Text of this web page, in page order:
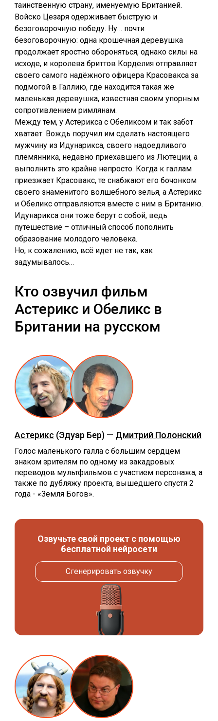
таинственную страну, именуемую Британией.
Войско Цезаря одерживает быструю и
безоговорочную победу. Ну… почти
безоговорочную: одна крошечная деревушка
продолжает яростно обороняться, однако силы на
исходе, и королева бриттов Корделия отправляет
своего самого надёжного офицера Красовакса за
подмогой в Галлию, где находится такая же
маленькая деревушка, известная своим упорным
сопротивлением римлянам.
Между тем, у Астерикса с Обеликсом и так забот
хватает. Вождь поручил им сделать настоящего
мужчину из Идунарикса, своего надоедливого
племянника, недавно приехавшего из Лютеции, а
выполнить это крайне непросто. Когда к галлам
приезжает Красовакс, те снабжают его бочонком
своего знаменитого волшебного зелья, а Астерикс
и Обеликс отправляются вместе с ним в Британию.
Идунарикса они тоже берут с собой, ведь
путешествие – отличный способ пополнить
образование молодого человека.
Но, к сожалению, всё идет не так, как
задумывалось…
Кто озвучил фильм
Астерикс и Обеликс в
Британии на русском
Астерикс (Эдуар Бер) — Дмитрий Полонский
Голос маленького галла с большим сердцем
знаком зрителям по одному из закадровых
переводов мультфильмов с участием персонажа, а
также по дубляжу проекта, вышедшего спустя 2
года - «Земля Богов».
Озвучьте свой проект с помощью
бесплатной нейросети
Сгенерировать озвучку